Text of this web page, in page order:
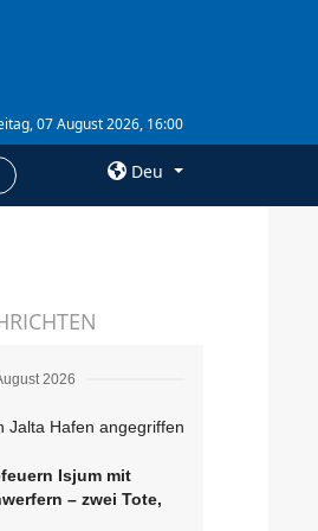
07 August 2026, 16:00
Deu
2026
Jalta Hafen angegriffen
Isjum mit
– zwei Tote,